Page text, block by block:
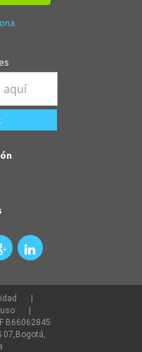
B66062845
07,Bogotá,